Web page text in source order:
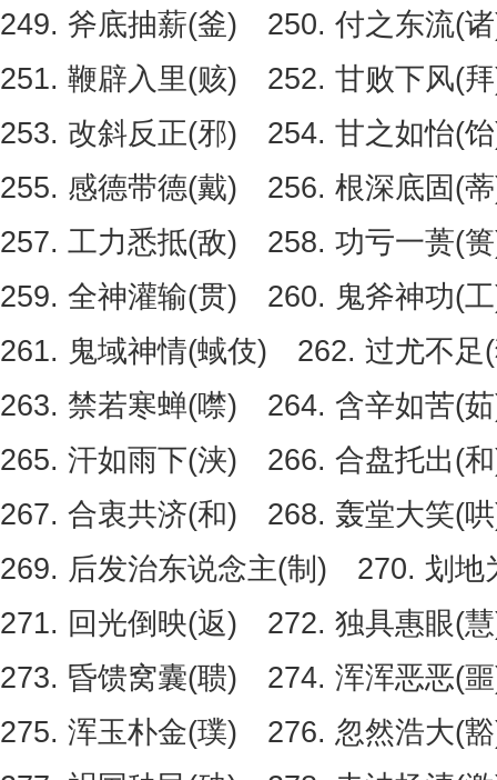
249. 斧底抽薪(釜) 250. 付之东流(
251. 鞭辟入里(赅) 252. 甘败下风(
253. 改斜反正(邪) 254. 甘之如怡(
255. 感德带德(戴) 256. 根深底固(
257. 工力悉抵(敌) 258. 功亏一蒉(
259. 全神灌输(贯) 260. 鬼斧神功(
261. 鬼域神情(蜮伎) 262. 过尤不
263. 禁若寒蝉(噤) 264. 含辛如苦(
265. 汗如雨下(浃) 266. 合盘托出(
267. 合衷共济(和) 268. 轰堂大笑(
269. 后发治东说念主(制) 270. 划地
271. 回光倒映(返) 272. 独具惠眼(
273. 昏馈窝囊(聩) 274. 浑浑恶恶(
275. 浑玉朴金(璞) 276. 忽然浩大(